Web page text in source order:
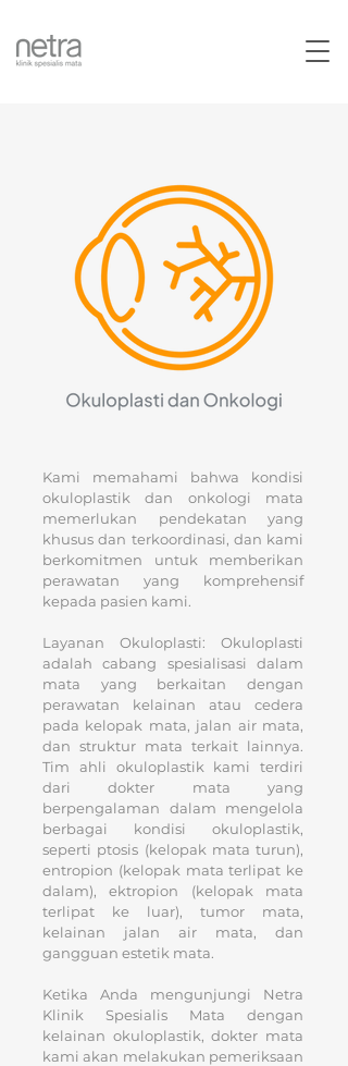
Kami memahami bahwa kondisi
okuloplastik dan onkologi mata
memerlukan pendekatan yang
khusus dan terkoordinasi, dan kami
berkomitmen untuk memberikan
perawatan yang komprehensif
kepada pasien kami.
Layanan Okuloplasti: Okuloplasti
adalah cabang spesialisasi dalam
mata yang berkaitan dengan
perawatan kelainan atau cedera
pada kelopak mata, jalan air mata,
dan struktur mata terkait lainnya.
Tim ahli okuloplastik kami terdiri
dari dokter mata yang
berpengalaman dalam mengelola
berbagai kondisi okuloplastik,
seperti ptosis (kelopak mata turun),
entropion (kelopak mata terlipat ke
dalam), ektropion (kelopak mata
terlipat ke luar), tumor mata,
kelainan jalan air mata, dan
gangguan estetik mata.
Ketika Anda mengunjungi Netra
Klinik Spesialis Mata dengan
kelainan okuloplastik, dokter mata
kami akan melakukan pemeriksaan